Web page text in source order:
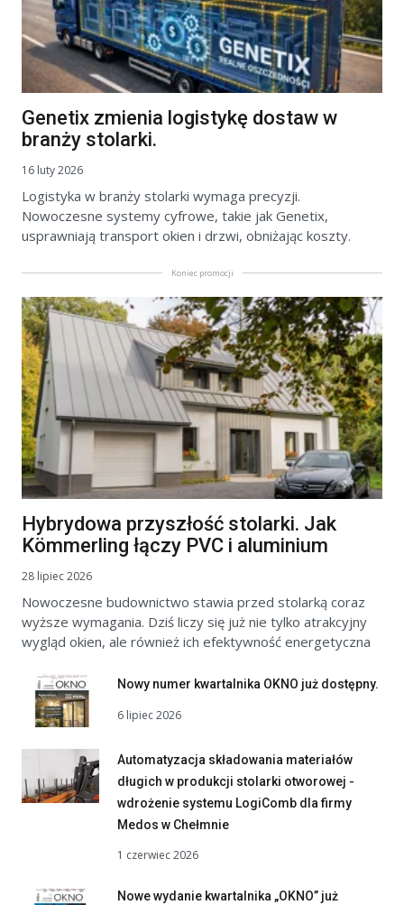
Genetix zmienia logistykę dostaw w
branży stolarki.
16 luty 2026
Logistyka w branży stolarki wymaga precyzji.
Nowoczesne systemy cyfrowe, takie jak Genetix,
usprawniają transport okien i drzwi, obniżając koszty.
Koniec promocji
Hybrydowa przyszłość stolarki. Jak
Kömmerling łączy PVC i aluminium
28 lipiec 2026
Nowoczesne budownictwo stawia przed stolarką coraz
wyższe wymagania. Dziś liczy się już nie tylko atrakcyjny
wygląd okien, ale również ich efektywność energetyczna
Nowy numer kwartalnika OKNO już dostępny.
6 lipiec 2026
Automatyzacja składowania materiałów
długich w produkcji stolarki otworowej -
wdrożenie systemu LogiComb dla firmy
Medos w Chełmnie
1 czerwiec 2026
Nowe wydanie kwartalnika „OKNO” już